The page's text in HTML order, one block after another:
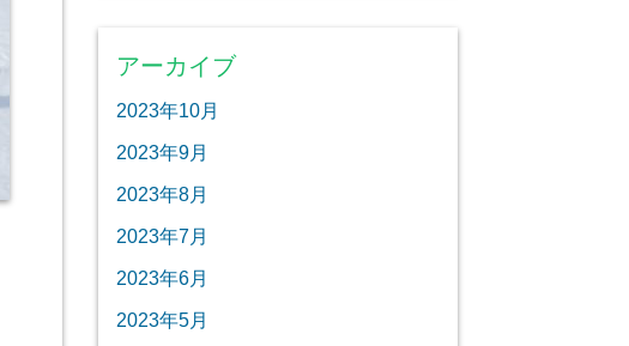
アーカイブ
2023年10月
2023年9月
2023年8月
2023年7月
2023年6月
2023年5月